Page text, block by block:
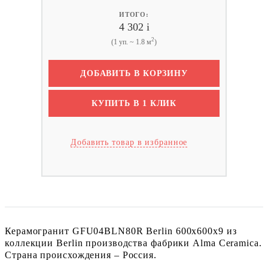
ИТОГО:
4 302 i
(1 уп. ~ 1.8 м2)
ДОБАВИТЬ В КОРЗИНУ
КУПИТЬ В 1 КЛИК
Добавить товар в избранное
Керамогранит GFU04BLN80R Berlin 600x600x9 из
коллекции Berlin производства фабрики Alma Ceramica.
Страна происхождения – Россия.